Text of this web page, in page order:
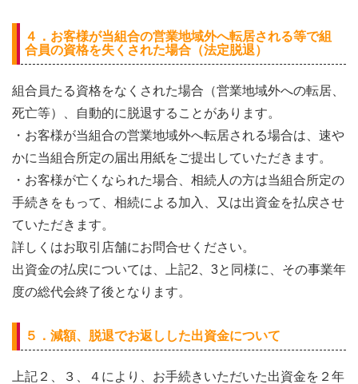
４．お客様が当組合の営業地域外へ転居される等で組
合員の資格を失くされた場合（法定脱退）
組合員たる資格をなくされた場合（営業地域外への転居、
死亡等）、自動的に脱退することがあります。
・お客様が当組合の営業地域外へ転居される場合は、速や
かに当組合所定の届出用紙をご提出していただきます。
・お客様が亡くなられた場合、相続人の方は当組合所定の
手続きをもって、相続による加入、又は出資金を払戻させ
ていただきます。
詳しくはお取引店舗にお問合せください。
出資金の払戻については、上記2、3と同様に、その事業年
度の総代会終了後となります。
５．減額、脱退でお返しした出資金について
上記２、３、４により、お手続きいただいた出資金を２年